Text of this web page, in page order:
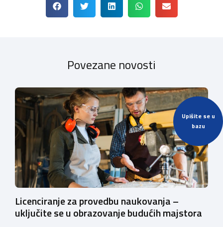
Upišite se u
bazu
Povezane novosti
Licenciranje za provedbu naukovanja –
uključite se u obrazovanje budućih majstora